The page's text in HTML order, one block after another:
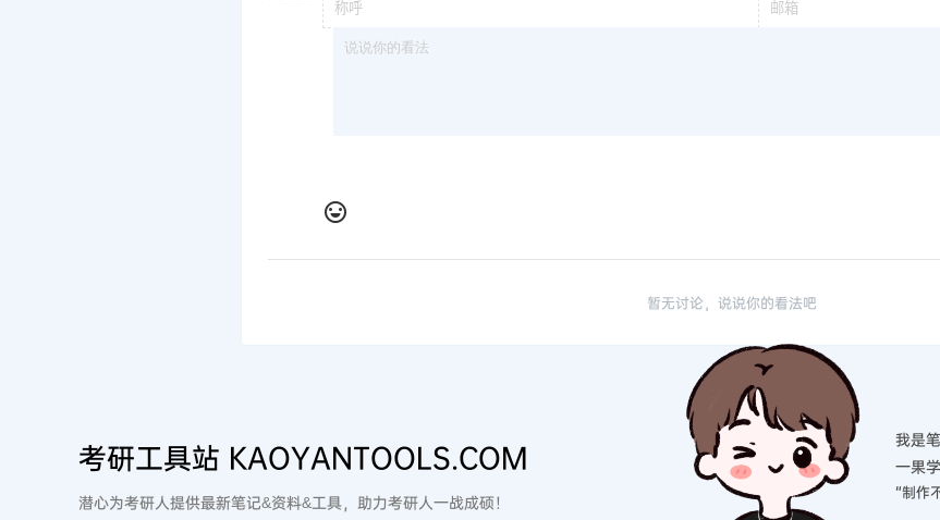
暂无讨论，说说你的看法吧
考研工具站 KAOYANTOOLS.COM
潜心为考研人提供最新笔记&资料&工具，助力考研人一战成硕！
我是
一果
“制作